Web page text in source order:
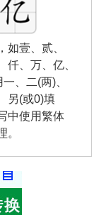
如壹、贰、
、万、亿、
、二(两)、
另(或0)填
中使用繁体
。